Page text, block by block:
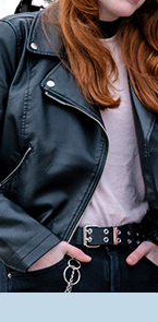
IN 036